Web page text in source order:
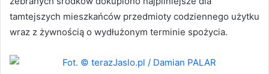
tamtejszych mieszkańców przedmioty codziennego użytku
wraz z żywnością o wydłużonym terminie spożycia.